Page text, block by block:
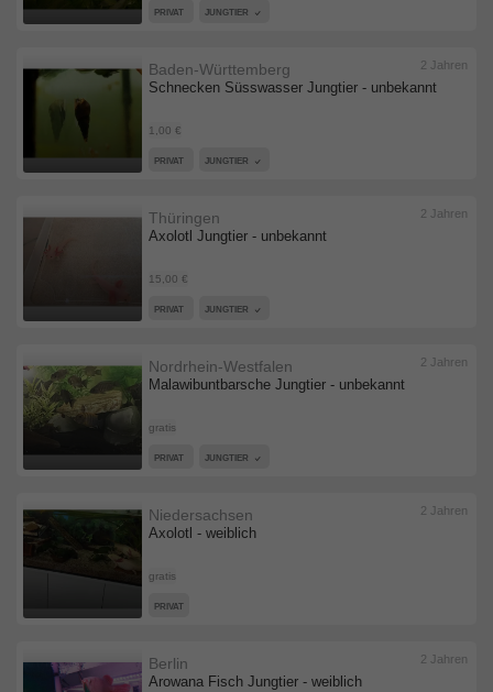
PRIVAT JUNGTIER
Schnecken Süsswasser Jungtier - unbekannt
Baden-Württemberg
1,00 €
2 Jahren
PRIVAT JUNGTIER
Axolotl Jungtier - unbekannt
Thüringen
15,00 €
2 Jahren
PRIVAT JUNGTIER
Malawibuntbarsche Jungtier - unbekannt
Nordrhein-Westfalen
gratis
2 Jahren
PRIVAT JUNGTIER
Axolotl - weiblich
Niedersachsen
gratis
2 Jahren
PRIVAT
Arowana Fisch Jungtier - weiblich
Berlin 2 Jahren